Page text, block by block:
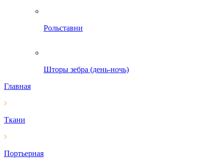
Рольставни
Шторы зебра (день-ночь)
Главная
Ткани
Портьерная